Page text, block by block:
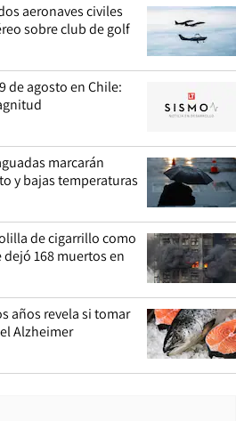
aeronaves civiles
sobre club de golf
de agosto en Chile:
marcarán
y bajas temperaturas
de cigarrillo como
168 muertos en
años revela si tomar
Alzheimer